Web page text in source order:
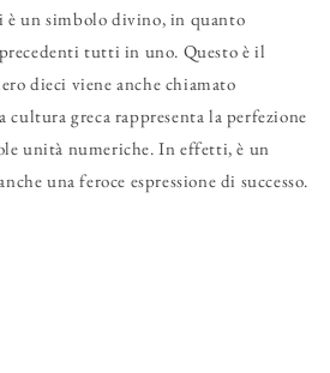
è un simbolo divino, in quanto
tutti in uno. Questo è il
dieci viene anche chiamato
cultura greca rappresenta la perfezione
unità numeriche. In effetti, è un
una feroce espressione di successo.